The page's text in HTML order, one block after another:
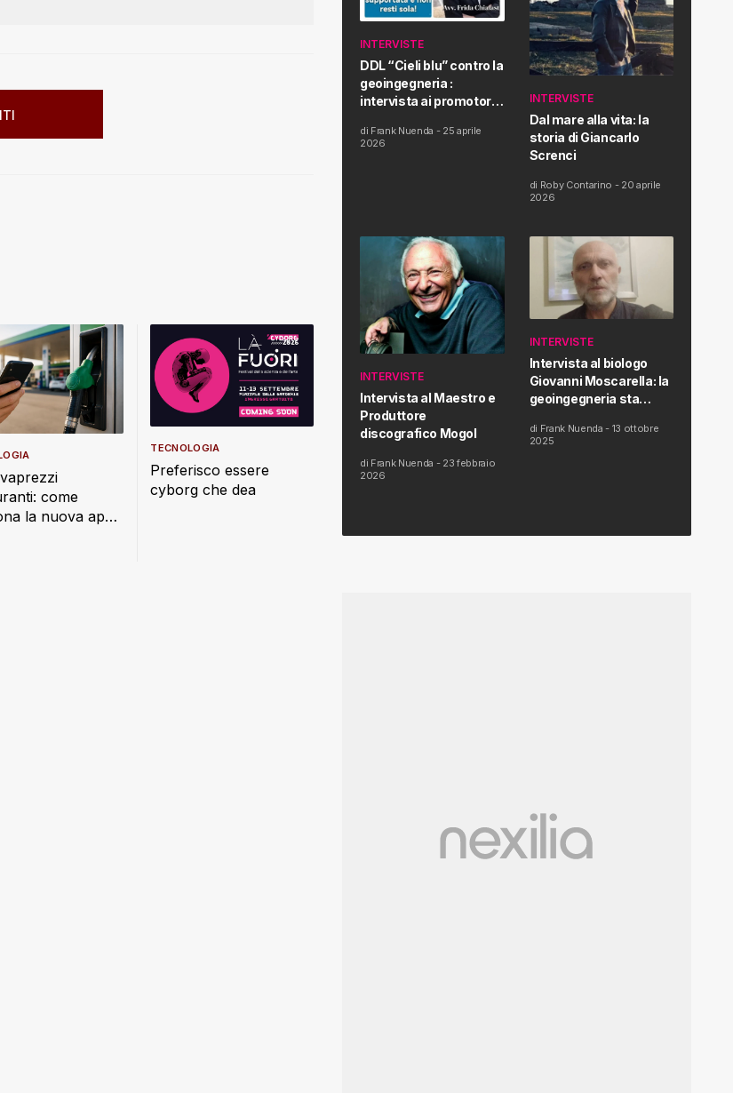
come
la nuova app
Preferisco essere
cyborg che dea
TECNOLOGIA
INTERVISTE
DDL “Cieli blu” contro la
geoingegneria :
intervista ai promotori
Proposta di Legge
di Frank Nuenda - 25 aprile
2026
INTERVISTE
Dal mare alla vita: la
storia di Giancarlo
Screnci
di Roby Contarino - 20 aprile
2026
INTERVISTE
Intervista al Maestro e
Produttore
discografico Mogol
di Frank Nuenda - 23 febbraio
2026
INTERVISTE
Intervista al biologo
Giovanni Moscarella: la
geoingegneria sta
salute dell’uomo
di Frank Nuenda - 13 ottobre
2025